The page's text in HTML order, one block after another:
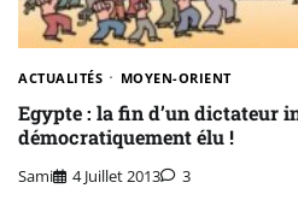
ACTUALITÉS MOYEN-ORIENT
Egypte : la fin d’un dictateur
démocratiquement élu !
Sami 4 Juillet 2013 3